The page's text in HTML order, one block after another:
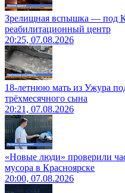
Зрелищная вспышка — под
реабилитационный центр
20:25, 07.08.2026
18-летнюю мать из Ужура
трёхмесячного сына
20:21, 07.08.2026
«Новые люди» проверили
мусора в Красноярске
20:00, 07.08.2026